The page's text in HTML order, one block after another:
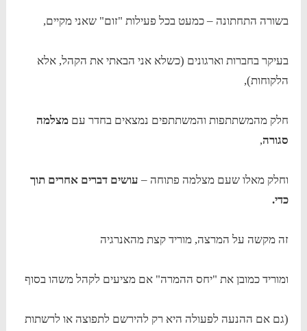
בשורה התחתונה – כמעט בכל פעילות "זום" שאני מקיים,
בעיקר בחברות וארגונים (כשלא אני הבאתי את הקהל, אלא
הלקוחות),
חלק מהמשתתפות והמשתתפים נמצאים בחדר עםמצלמה
סגורה,
וחלק מאלו שעם מצלמה פתוחה – עושים דברים אחרים תוך
כדי.
זה מקשה על המרצה, מוריד קצת מהאנרגיה
ומוריד כמובן את "יחס ההמרה" אם מציעים לקהל משהו בסוף
(גם אם ההנעה לפעולה היא רק להירשם לתפוצה או לרשתות